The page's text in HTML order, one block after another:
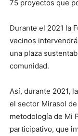
75 proyectos que
Durante el 2021 la
vecinos
una plaza
comunidad.
Así, durante 2021,
el sector Mirasol
metodología de Mi
participativo, que